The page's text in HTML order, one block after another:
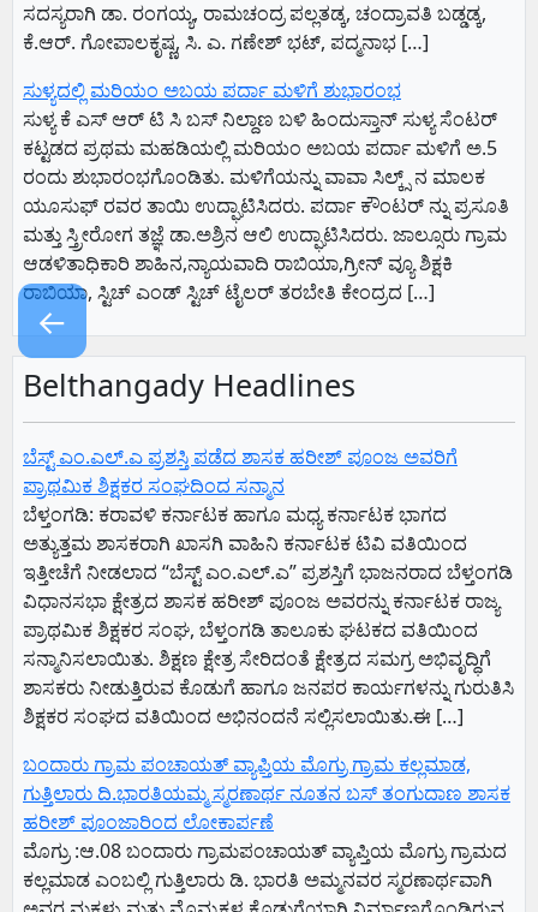
ಸದಸ್ಯರಾಗಿ ಡಾ. ರಂಗಯ್ಯ, ರಾಮಚಂದ್ರ ಪಲ್ಲತಡ್ಕ, ಚಂದ್ರಾವತಿ ಬಡ್ಡಡ್ಕ,
ಕೆ.ಆರ್. ಗೋಪಾಲಕೃಷ್ಣ, ಸಿ. ಎ. ಗಣೇಶ್ ಭಟ್, ಪದ್ಮನಾಭ […]
ಸುಳ್ಯದಲ್ಲಿ ಮರಿಯಂ ಅಬಯ ಪರ್ದಾ ಮಳಿಗೆ ಶುಭಾರಂಭ
ಸುಳ್ಯ ಕೆ ಎಸ್ ಆರ್ ಟಿ ಸಿ ಬಸ್ ನಿಲ್ದಾಣ ಬಳಿ ಹಿಂದುಸ್ತಾನ್ ಸುಳ್ಯ ಸೆಂಟರ್
ಕಟ್ಟಡದ ಪ್ರಥಮ ಮಹಡಿಯಲ್ಲಿ ಮರಿಯಂ ಅಬಯ ಪರ್ದಾ ಮಳಿಗೆ ಅ.5
ರಂದು ಶುಭಾರಂಭಗೊಂಡಿತು. ಮಳಿಗೆಯನ್ನು ವಾವಾ ಸಿಲ್ಕ್ಸ್ ನ ಮಾಲಕ
ಯೂಸುಫ್ ರವರ ತಾಯಿ ಉದ್ಘಾಟಿಸಿದರು. ಪರ್ದಾ ಕೌಂಟರ್ ನ್ನು ಪ್ರಸೂತಿ
ಮತ್ತು ಸ್ತ್ರೀರೋಗ ತಜ್ಞೆ ಡಾ.ಅಶ್ರಿನ ಆಲಿ ಉದ್ಘಾಟಿಸಿದರು. ಜಾಲ್ಸೂರು ಗ್ರಾಮ
ಆಡಳಿತಾಧಿಕಾರಿ ಶಾಹಿನ,ನ್ಯಾಯವಾದಿ ರಾಬಿಯಾ,ಗ್ರೀನ್ ವ್ಯೂ ಶಿಕ್ಷಕಿ
ರಾಬಿಯಾ, ಸ್ಟಿಚ್ ಎಂಡ್ ಸ್ಟಿಚ್ ಟೈಲರ್ ತರಬೇತಿ ಕೇಂದ್ರದ […]
Belthangady Headlines
ಬೆಸ್ಟ್ ಎಂ.ಎಲ್.ಎ ಪ್ರಶಸ್ತಿ ಪಡೆದ ಶಾಸಕ ಹರೀಶ್ ಪೂಂಜ ಅವರಿಗೆ
ಪ್ರಾಥಮಿಕ ಶಿಕ್ಷಕರ ಸಂಘದಿಂದ ಸನ್ಮಾನ
ಬೆಳ್ತಂಗಡಿ: ಕರಾವಳಿ ಕರ್ನಾಟಕ ಹಾಗೂ ಮಧ್ಯ ಕರ್ನಾಟಕ ಭಾಗದ
ಅತ್ಯುತ್ತಮ ಶಾಸಕರಾಗಿ ಖಾಸಗಿ ವಾಹಿನಿ ಕರ್ನಾಟಕ ಟಿವಿ ವತಿಯಿಂದ
ಇತ್ತೀಚೆಗೆ ನೀಡಲಾದ “ಬೆಸ್ಟ್ ಎಂ.ಎಲ್.ಎ” ಪ್ರಶಸ್ತಿಗೆ ಭಾಜನರಾದ ಬೆಳ್ತಂಗಡಿ
ವಿಧಾನಸಭಾ ಕ್ಷೇತ್ರದ ಶಾಸಕ ಹರೀಶ್ ಪೂಂಜ ಅವರನ್ನು ಕರ್ನಾಟಕ ರಾಜ್ಯ
ಪ್ರಾಥಮಿಕ ಶಿಕ್ಷಕರ ಸಂಘ, ಬೆಳ್ತಂಗಡಿ ತಾಲೂಕು ಘಟಕದ ವತಿಯಿಂದ
ಸನ್ಮಾನಿಸಲಾಯಿತು. ಶಿಕ್ಷಣ ಕ್ಷೇತ್ರ ಸೇರಿದಂತೆ ಕ್ಷೇತ್ರದ ಸಮಗ್ರ ಅಭಿವೃದ್ಧಿಗೆ
ಶಾಸಕರು ನೀಡುತ್ತಿರುವ ಕೊಡುಗೆ ಹಾಗೂ ಜನಪರ ಕಾರ್ಯಗಳನ್ನು ಗುರುತಿಸಿ
ಶಿಕ್ಷಕರ ಸಂಘದ ವತಿಯಿಂದ ಅಭಿನಂದನೆ ಸಲ್ಲಿಸಲಾಯಿತು.ಈ […]
ಬಂದಾರು ಗ್ರಾಮ ಪಂಚಾಯತ್ ವ್ಯಾಪ್ತಿಯ ಮೊಗ್ರು ಗ್ರಾಮ ಕಲ್ಲಮಾಡ,
ಗುತ್ತಿಲಾರು ದಿ.ಭಾರತಿಯಮ್ಮ ಸ್ಮರಣಾರ್ಥ ನೂತನ ಬಸ್ ತಂಗುದಾಣ ಶಾಸಕ
ಹರೀಶ್ ಪೂಂಜಾರಿಂದ ಲೋಕಾರ್ಪಣೆ
ಮೊಗ್ರು :ಆ.08 ಬಂದಾರು ಗ್ರಾಮಪಂಚಾಯತ್ ವ್ಯಾಪ್ತಿಯ ಮೊಗ್ರು ಗ್ರಾಮದ
ಕಲ್ಲಮಾಡ ಎಂಬಲ್ಲಿ ಗುತ್ತಿಲಾರು ಡಿ. ಭಾರತಿ ಅಮ್ಮನವರ ಸ್ಮರಣಾರ್ಥವಾಗಿ
←